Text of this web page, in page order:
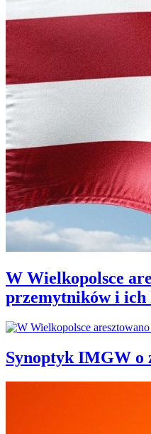
W Wielkopolsce
przemytników i ich
Synoptyk IMGW o